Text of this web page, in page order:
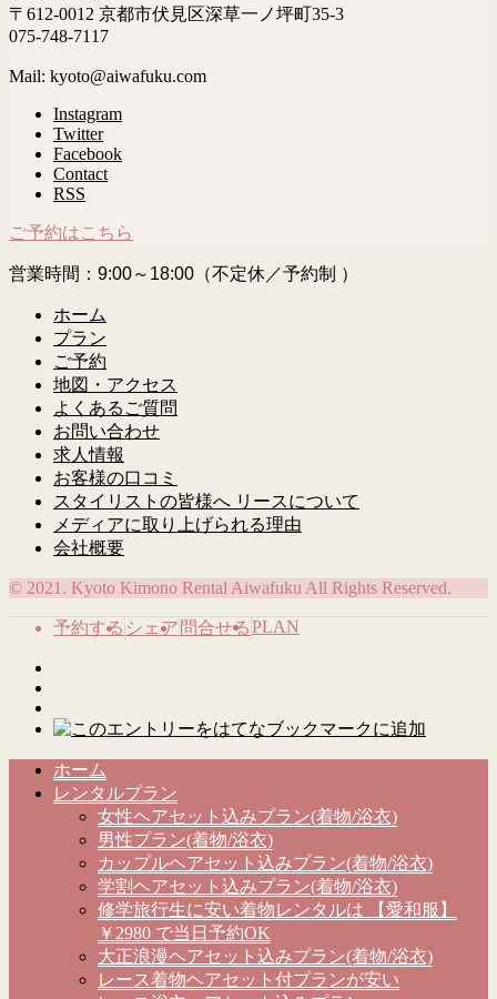
〒612-0012 京都市伏見区深草一ノ坪町35-3
075-748-7117
Mail: kyoto@aiwafuku.com
Instagram
Twitter
Facebook
Contact
RSS
ご予約はこちら
営業時間：9:00～18:00（不定休／予約制 ）
ホーム
プラン
ご予約
地図・アクセス
よくあるご質問
お問い合わせ
求人情報
お客様の口コミ
スタイリストの皆様へ リースについて
メディアに取り上げられる理由
会社概要
© 2021. Kyoto Kimono Rental Aiwafuku All Rights Reserved.
予約する シェア 問合せるPLAN
ホーム
レンタルプラン
女性ヘアセット込みプラン(着物/浴衣)
男性プラン(着物/浴衣)
カップルヘアセット込みプラン(着物/浴衣)
学割ヘアセット込みプラン(着物/浴衣)
修学旅行生に安い着物レンタルは 【愛和服】
￥2980 で当日予約OK
大正浪漫ヘアセット込みプラン(着物/浴衣)
レース着物ヘアセット付プランが安い